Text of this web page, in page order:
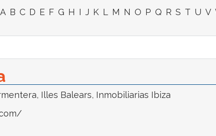
A B C D E F G H I J K L M N O P Q R S T U V
, Illes Balears, Inmobiliarias Ibiza